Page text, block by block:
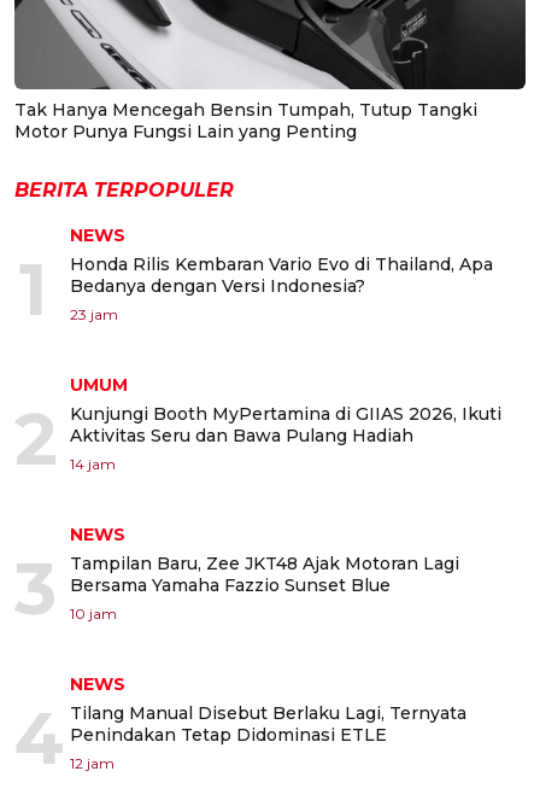
Tak Hanya Mencegah Bensin Tumpah, Tutup Tangki
Motor Punya Fungsi Lain yang Penting
BERITA TERPOPULER
1
NEWS
Honda Rilis Kembaran Vario Evo di Thailand, Apa
Bedanya dengan Versi Indonesia?
23 jam
2
UMUM
Kunjungi Booth MyPertamina di GIIAS 2026, Ikuti
Aktivitas Seru dan Bawa Pulang Hadiah
14 jam
3
NEWS
Tampilan Baru, Zee JKT48 Ajak Motoran Lagi
Bersama Yamaha Fazzio Sunset Blue
10 jam
4
NEWS
Tilang Manual Disebut Berlaku Lagi, Ternyata
Penindakan Tetap Didominasi ETLE
12 jam